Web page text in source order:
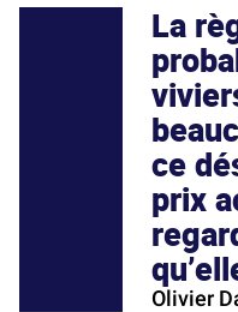
La
ce
prix
Olivier